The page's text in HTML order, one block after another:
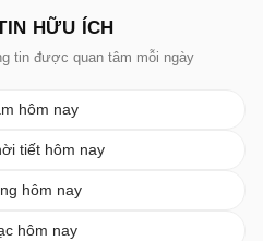
HỮU ÍCH
tin được quan tâm mỗi ngày
hôm nay
tiết hôm nay
hôm nay
hôm nay